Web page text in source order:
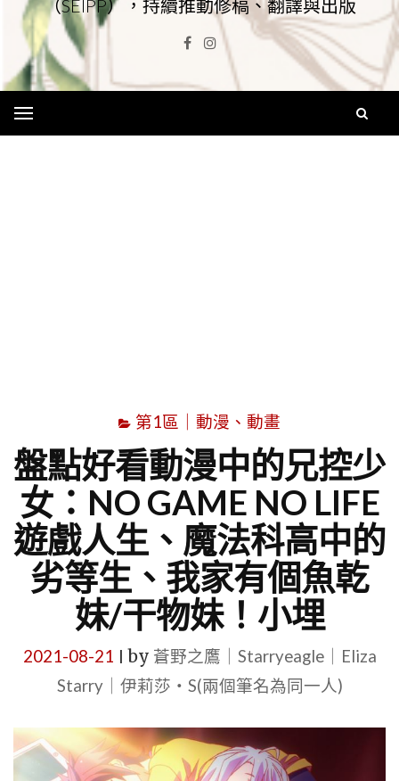
（SEIPP），持續推動修稿、翻譯與出版
Facebook
Instagram
第1區｜動漫、動畫
盤點好看動漫中的兄控少
女：NO GAME NO LIFE
遊戲人生、魔法科高中的
劣等生、我家有個魚乾
妹/干物妹！小埋
2021-08-21 by 蒼野之鷹｜Starryeagle｜Eliza
Starry｜伊莉莎・S(兩個筆名為同一人)